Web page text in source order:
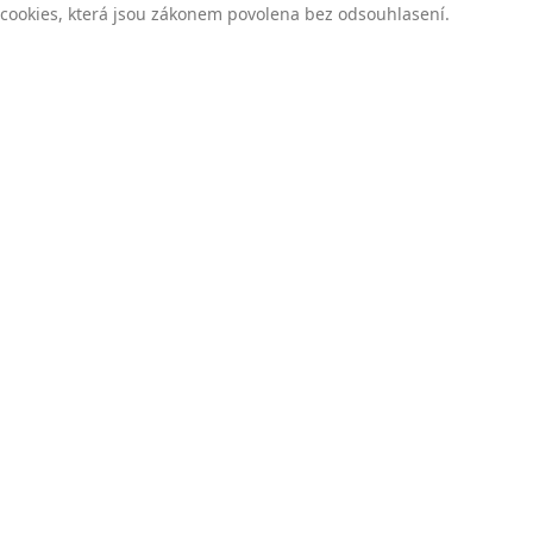
cookies, která jsou zákonem povolena bez odsouhlasení.